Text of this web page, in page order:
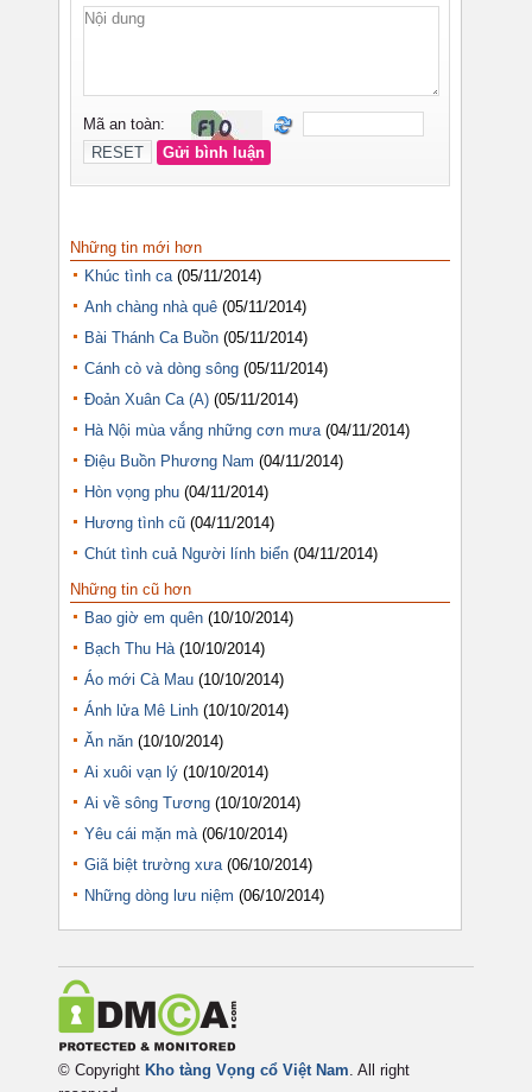
Những tin mới hơn
Khúc tình ca (05/11/2014)
Anh chàng nhà quê (05/11/2014)
Bài Thánh Ca Buồn (05/11/2014)
Cánh cò và dòng sông (05/11/2014)
Đoản Xuân Ca (A) (05/11/2014)
Hà Nội mùa vắng những cơn mưa (04/11/2014)
Điệu Buồn Phương Nam (04/11/2014)
Hòn vọng phu (04/11/2014)
Hương tình cũ (04/11/2014)
Chút tình cuả Người lính biển (04/11/2014)
Những tin cũ hơn
Bao giờ em quên (10/10/2014)
Bạch Thu Hà (10/10/2014)
Áo mới Cà Mau (10/10/2014)
Ánh lửa Mê Linh (10/10/2014)
Ăn năn (10/10/2014)
Ai xuôi vạn lý (10/10/2014)
Ai về sông Tương (10/10/2014)
Yêu cái mặn mà (06/10/2014)
Giã biệt trường xưa (06/10/2014)
Những dòng lưu niệm (06/10/2014)
© Copyright Kho tàng Vọng cổ Việt Nam. All right